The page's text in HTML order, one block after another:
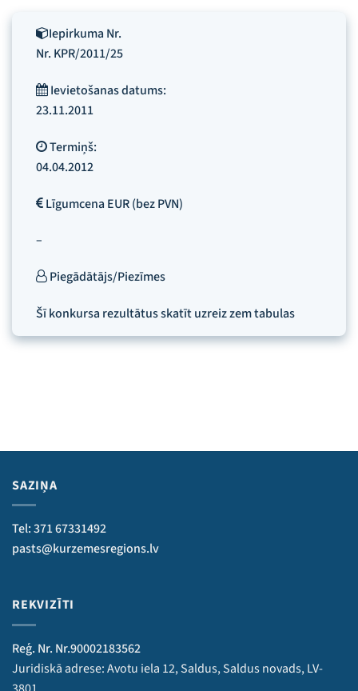
Iepirkuma Nr.
Nr. KPR/2011/25
Ievietošanas datums:
23.11.2011
Termiņš:
04.04.2012
Līgumcena EUR (bez PVN)
–
Piegādātājs/Piezīmes
Šī konkursa rezultātus skatīt uzreiz zem tabulas
SAZIŅA
Tel: 371 67331492
pasts@kurzemesregions.lv
REKVIZĪTI
Reģ. Nr. Nr.90002183562
Juridiskā adrese: Avotu iela 12, Saldus, Saldus novads, LV-